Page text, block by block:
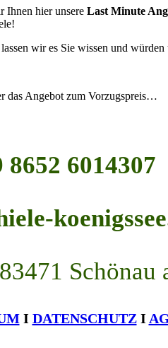
Ihnen hier unsere Last Minute
wir es Sie wissen und
das Angebot zum Vorzugspreis…
8652 6014307
Schönau
I DATENSCHUTZI